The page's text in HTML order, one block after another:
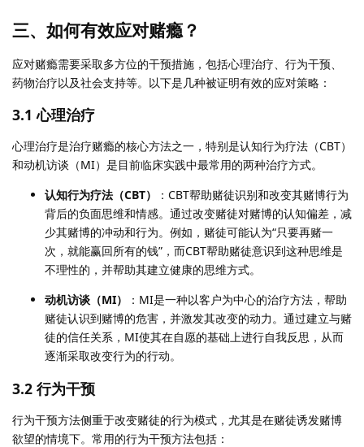
三、如何有效应对赌瘾？
应对赌瘾需要采取多方位的干预措施，包括心理治疗、行为干预、
药物治疗以及社会支持等。以下是几种被证明有效的应对策略：
3.1 心理治疗
心理治疗是治疗赌瘾的核心方法之一，特别是认知行为疗法（CBT）
和动机访谈（MI）是目前临床实践中最常用的两种治疗方式。
认知行为疗法（CBT）
：CBT帮助赌徒识别和改变其赌博行为
背后的负面思维和情感。通过改变赌徒对赌博的认知偏差，减
少其赌博的冲动和行为。例如，赌徒可能认为“只要再赌一
次，就能赢回所有的钱”，而CBT帮助赌徒意识到这种思维是
不理性的，并帮助其建立健康的思维方式。
动机访谈（MI）
：MI是一种以客户为中心的治疗方法，帮助
赌徒认识到赌博的危害，并激发其改变的动力。通过建立与赌
徒的信任关系，MI使其在自愿的基础上进行自我反思，从而
逐渐采取改变行为的行动。
3.2 行为干预
行为干预方法侧重于改变赌徒的行为模式，尤其是在赌徒诱发赌博
欲望的情境下。常用的行为干预方法包括：